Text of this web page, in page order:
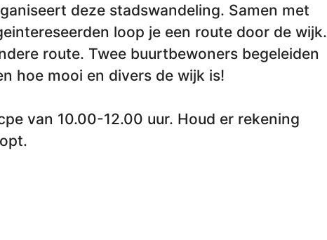
deze stadswandeling. Samen met
loop je een route door de wijk.
route. Twee buurtbewoners begeleiden
hoe mooi en divers de wijk is!
van 10.00-12.00 uur. Houd er rekening